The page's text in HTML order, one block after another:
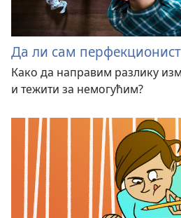
Да ли сам
Како да направим разлику
и тежити за немогућим?